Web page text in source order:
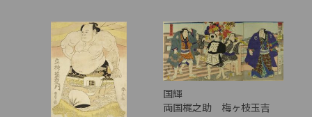
国輝
両国梶之助 梅ヶ枝玉吉